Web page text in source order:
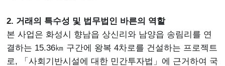
2. 거래의 특수성 및 법무법인 바른의 역할
본 사업은 화성시 향남읍 상신리와 남양읍 송림리를 연
결하는 15.36㎞ 구간에 왕복 4차로를 건설하는 프로젝트
로, 「사회기반시설에 대한 민간투자법」에 근거하여 국